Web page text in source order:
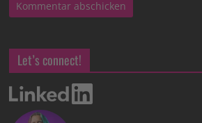
Let’s connect!